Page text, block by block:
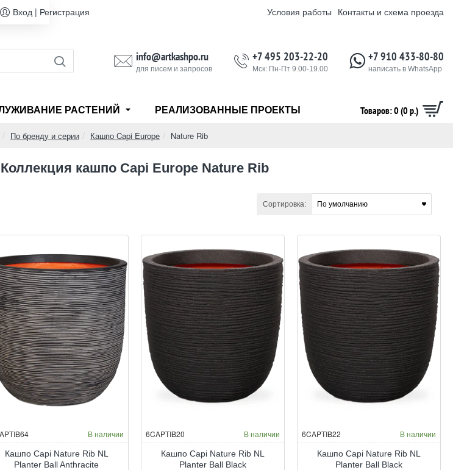
Вход | Регистрация Условия работы Контакты и схема проезда
info@artkashpo.ru
для писем и запросов
+7 495 203-22-20
Мск: Пн-Пт 9.00-19.00
+7 910 433-80-80
написать в WhatsApp
РАСТЕНИЙ РЕАЛИЗОВАННЫЕ ПРОЕКТЫ Товаров: 0 (0 р.)
По бренду и серии Кашпо Capi Europe Nature Rib
Коллекция кашпо Capi Europe Nature Rib
Сортировка:
В наличии
Кашпо Capi Nature Rib NL
Planter Ball Anthracite
6CAPTIB20 В наличии
Кашпо Capi Nature Rib NL
Planter Ball Black
6CAPTIB22 В наличии
Кашпо Capi Nature Rib NL
Planter Ball Black